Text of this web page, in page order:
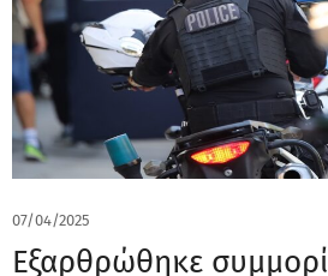
07/04/2025
Εξαρθρώθηκε